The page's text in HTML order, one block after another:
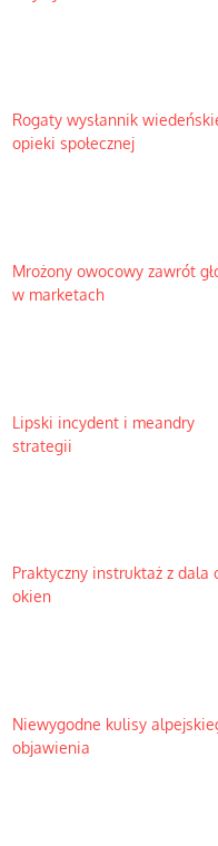
Rogaty wysłannik
opieki społecznej
Mrożony owocowy zawrót
w marketach
Lipski incydent i meandry
strategii
Praktyczny instruktaż z dala
okien
Niewygodne kulisy
objawienia